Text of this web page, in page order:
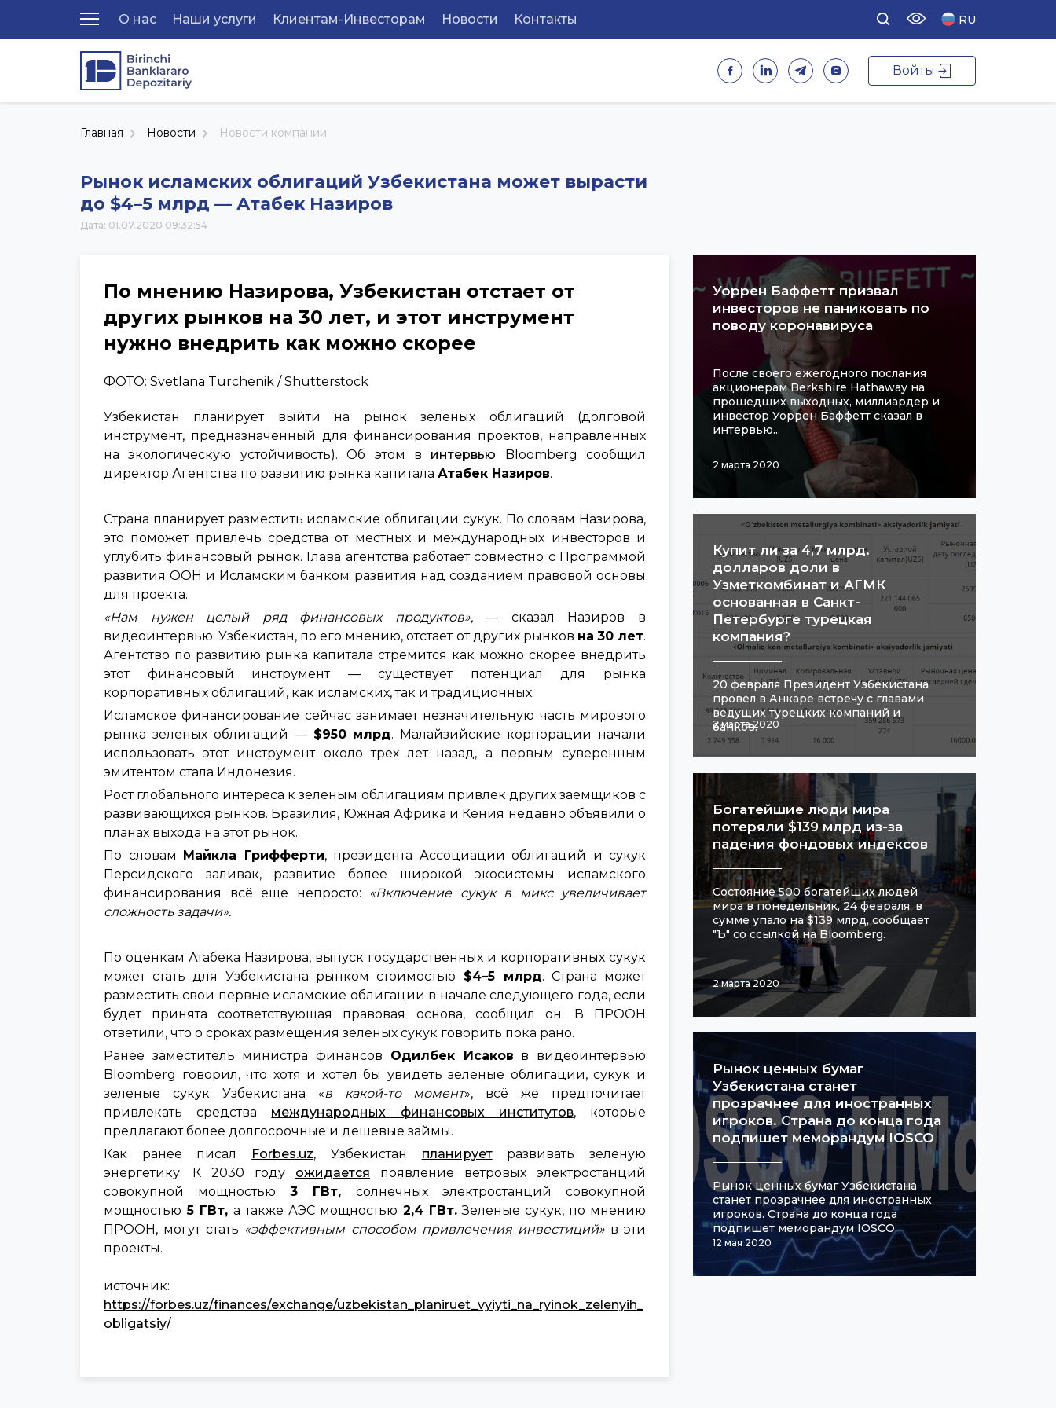
О нас Наши услуги Клиентам-Инвесторам Новости Контакты RU
Войты
Главная Новости Новости компании
Рынок исламских облигаций Узбекистана может вырасти
до $4–5 млрд — Атабек Назиров
Дата: 01.07.2020 09:32:54
По мнению Назирова, Узбекистан отстает от
других рынков на 30 лет, и этот инструмент
нужно внедрить как можно скорее
ФОТО: Svetlana Turchenik / Shutterstock
Узбекистан планирует выйти на рынок зеленых облигаций (долговой
инструмент, предназначенный для финансирования проектов, направленных
на экологическую устойчивость). Об этом в интервью Bloomberg сообщил
директор Агентства по развитию рынка капитала Атабек Назиров.
Страна планирует разместить исламские облигации сукук. По словам Назирова,
это поможет привлечь средства от местных и международных инвесторов и
углубить финансовый рынок. Глава агентства работает совместно с Программой
развития ООН и Исламским банком развития над созданием правовой основы
для проекта.
«Нам нужен целый ряд финансовых продуктов»,— сказал Назиров в
видеоинтервью. Узбекистан, по его мнению, отстает от других рынков на 30 лет.
Агентство по развитию рынка капитала стремится как можно скорее внедрить
этот финансовый инструмент — существует потенциал для рынка
корпоративных облигаций, как исламских, так и традиционных.
Исламское финансирование сейчас занимает незначительную часть мирового
рынка зеленых облигаций — $950 млрд. Малайзийские корпорации начали
использовать этот инструмент около трех лет назад, а первым суверенным
эмитентом стала Индонезия.
Рост глобального интереса к зеленым облигациям привлек других заемщиков с
развивающихся рынков. Бразилия, Южная Африка и Кения недавно объявили о
планах выхода на этот рынок.
По словам Майкла Грифферти, президента Ассоциации облигаций и сукук
Персидского заливак, развитие более широкой экосистемы исламского
финансирования всё еще непросто:
«Включение сукук в микс увеличивает
сложность задачи».
По оценкам Атабека Назирова, выпуск государственных и корпоративных сукук
может стать для Узбекистана рынком стоимостью $4–5 млрд. Страна может
разместить свои первые исламские облигации в начале следующего года, если
будет принята соответствующая правовая основа, сообщил он. В ПРООН
ответили, что о сроках размещения зеленых сукук говорить пока рано.
Ранее заместитель министра финансов Одилбек Исаков в видеоинтервью
Bloomberg говорил, что хотя и хотел бы увидеть зеленые облигации, сукук и
зеленые сукук Узбекистана «в какой-то момент», всё же предпочитает
привлекать средства международных финансовых институтов, которые
предлагают более долгосрочные и дешевые займы.
Как ранее писал Forbes.uz, Узбекистан планируетразвивать зеленую
энергетику. К 2030 году ожидается появление ветровых электростанций
совокупной мощностью 3 ГВт, солнечных электростанций совокупной
мощностью 5 ГВт, а также АЭС мощностью 2,4 ГВт. Зеленые сукук, по мнению
ПРООН, могут стать «эффективным способом привлечения инвестиций»в эти
проекты.
источник:
https://forbes.uz/finances/exchange/uzbekistan_planiruet_vyiyti_na_ryinok_zelenyih_
obligatsiy/
Уоррен Баффетт призвал
инвесторов не паниковать по
поводу коронавируса
После своего ежегодного послания
акционерам Berkshire Hathaway на
прошедших выходных, миллиардер и
инвестор Уоррен Баффетт сказал в
интервью...
2 марта 2020
​Купит ли за 4,7 млрд.
долларов доли в
Узметкомбинат и АГМК
основанная в Санкт-
Петербурге турецкая
компания?
20 февраля Президент Узбекистана
провёл в Анкаре встречу с главами
ведущих турецких компаний и
банков.
2 марта 2020
Богатейшие люди мира
потеряли $139 млрд из-за
падения фондовых индексов
Состояние 500 богатейших людей
мира в понедельник, 24 февраля, в
сумме упало на $139 млрд, сообщает
"Ъ" со ссылкой на Bloomberg.
2 марта 2020
Рынок ценных бумаг
Узбекистана станет
прозрачнее для иностранных
игроков. Страна до конца года
подпишет меморандум IOSCO
Рынок ценных бумаг Узбекистана
станет прозрачнее для иностранных
игроков. Страна до конца года
подпишет меморандум IOSCO
12 мая 2020